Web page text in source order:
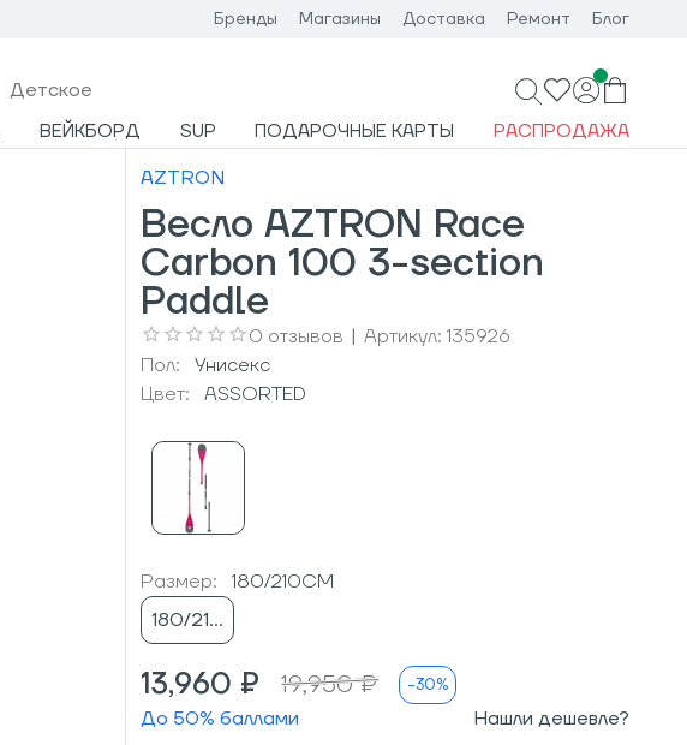
Бренды Магазины Доставка Ремонт Блог
Детское
ВЕЙКБОРД SUP ПОДАРОЧНЫЕ КАРТЫ РАСПРОДАЖА
AZTRON
Весло AZTRON Race
Carbon 100 3-section
Paddle
0 отзывов | Артикул: 135926
Пол:
Унисекс
Цвет:
ASSORTED
Размер:
180/210CM
180/210CM
13,960 ₽ 19,950 ₽ -30%
До 50% баллами Нашли дешевле?